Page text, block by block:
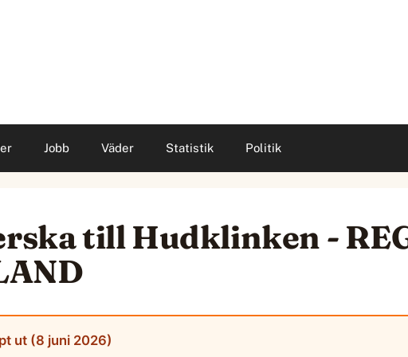
Jobb Väder Statistik Politik
till Hudklinken -
ut (8 juni 2026)